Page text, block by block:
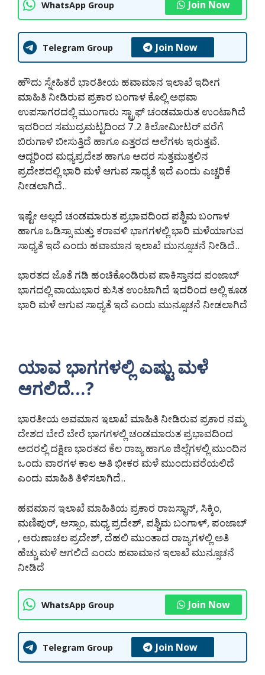
WhatsApp Group Join Now
Telegram Group Join Now
ಹೌದು ಸ್ನೇಹಿತರೆ ಭಾರತೀಯ ಹವಾಮಾನ ಇಲಾಖೆ ಇದೀಗ
ಮಾಹಿತಿ ನೀಡಿರುವ ಪ್ರಕಾರ ಬಂಗಾಳ ಕೊಲ್ಲಿ ಅಥವಾ
ಉಪಸಾಗರದಲ್ಲಿ ಮುಂಗಾರು ಸ್ಟ್ರಾಫ್ ಚಂಡಮಾರುತ ಉಂಟಾಗಿದೆ
ಇದರಿಂದ ಸಮುದ್ರಮಟ್ಟದಿಂದ 7.2 ಕಿಲೋಮೀಟರ್ ವರೆಗೆ
ಬಿರುಗಾಳಿ ಬೀಸುತ್ತಿದೆ ಹಾಗೂ ಎತ್ತರದ ಅಲೆಗಳು ಇರುತ್ತವೆ.
ಆದ್ದರಿಂದ ಮಧ್ಯಪ್ರದೇಶ ಹಾಗೂ ಅದರ ಸುತ್ತಮುತ್ತಲಿನ
ಪ್ರದೇಶದಲ್ಲಿ ಭಾರಿ ಮಳೆ ಆಗುವ ಸಾಧ್ಯತೆ ಇದೆ ಎಂದು ಎಚ್ಚರಿಕೆ
ನೀಡಲಾಗಿದೆ..
ಇಷ್ಟೇ ಅಲ್ಲದೆ ಚಂಡಮಾರುತ ಪ್ರಭಾವದಿಂದ ಪಶ್ಚಿಮ ಬಂಗಾಳ
ಹಾಗೂ ಒಡಿಸ್ಸಾ ಮತ್ತು ಕರಾವಳಿ ಭಾಗಗಳಲ್ಲಿ ಭಾರಿ ಮಳೆಯಾಗುವ
ಸಾಧ್ಯತೆ ಇದೆ ಎಂದು ಹವಾಮಾನ ಇಲಾಖೆ ಮುನ್ಸೂಚನೆ ನೀಡಿದೆ..
ಭಾರತದ ಜೊತೆ ಗಡಿ ಹಂಚಿಕೊಂಡಿರುವ ಪಾಕಿಸ್ತಾನದ ಪಂಜಾಬ್
ಭಾಗದಲ್ಲಿ ವಾಯುಭಾರ ಕುಸಿತ ಉಂಟಾಗಿದೆ ಇದರಿಂದ ಅಲ್ಲಿ ಕೂಡ
ಭಾರಿ ಮಳೆ ಆಗುವ ಸಾಧ್ಯತೆ ಇದೆ ಎಂದು ಮುನ್ಸೂಚನೆ ನೀಡಲಾಗಿದೆ
ಯಾವ ಭಾಗಗಳಲ್ಲಿ ಎಷ್ಟು ಮಳೆ
ಆಗಲಿದೆ…?
ಭಾರತೀಯ ಅವಮಾನ ಇಲಾಖೆ ಮಾಹಿತಿ ನೀಡಿರುವ ಪ್ರಕಾರ ನಮ್ಮ
ದೇಶದ ಬೇರೆ ಬೇರೆ ಭಾಗಗಳಲ್ಲಿ ಚಂಡಮಾರುತ ಪ್ರಭಾವದಿಂದ
ಅದರಲ್ಲಿ ದಕ್ಷಿಣ ಭಾರತದ ಕೆಲ ರಾಜ್ಯ ಹಾಗೂ ಜಿಲ್ಲೆಗಳಲ್ಲಿ ಮುಂದಿನ
ಒಂದು ವಾರಗಳ ಕಾಲ ಅತಿ ಭೀಕರ ಮಳೆ ಮುಂದುವರೆಯಲಿದೆ
ಎಂದು ಮಾಹಿತಿ ತಿಳಿಸಲಾಗಿದೆ..
ಹವಮಾನ ಇಲಾಖೆ ಮಾಹಿತಿಯ ಪ್ರಕಾರ ರಾಜಸ್ಥಾನ್, ಸಿಕ್ಕಿಂ,
ಮಣಿಪುರ್, ಅಸ್ಸಾಂ, ಮಧ್ಯ ಪ್ರದೇಶ್, ಪಶ್ಚಿಮ ಬಂಗಾಳ್, ಪಂಜಾಬ್
, ಅರುಣಾಚಲ ಪ್ರದೇಶ್, ದೆಹಲಿ ಮುಂತಾದ ರಾಜ್ಯಗಳಲ್ಲಿ ಅತಿ
ಹೆಚ್ಚು ಮಳೆ ಆಗಲಿದೆ ಎಂದು ಹವಾಮಾನ ಇಲಾಖೆ ಮುನ್ಸೂಚನೆ
ನೀಡಿದೆ
WhatsApp Group Join Now
Telegram Group Join Now